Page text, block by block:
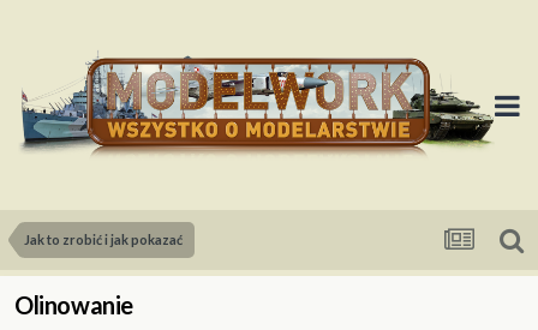
Jak to zrobić i jak pokazać
Olinowanie